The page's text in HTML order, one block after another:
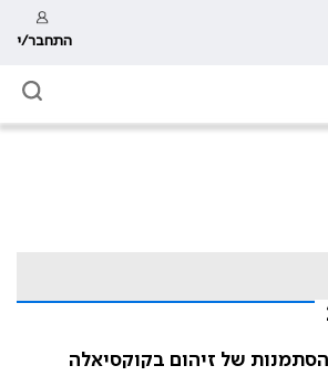
התחבר/י
של זיהום בקוקסיאלה